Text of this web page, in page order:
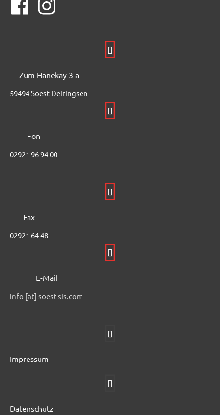
Zum Hanekay 3 a
59494 Soest-Deiringsen
Fon
02921 96 94 00
Fax
02921 64 48
E-Mail
info [at] soest-sis.com
Impressum
Datenschutz